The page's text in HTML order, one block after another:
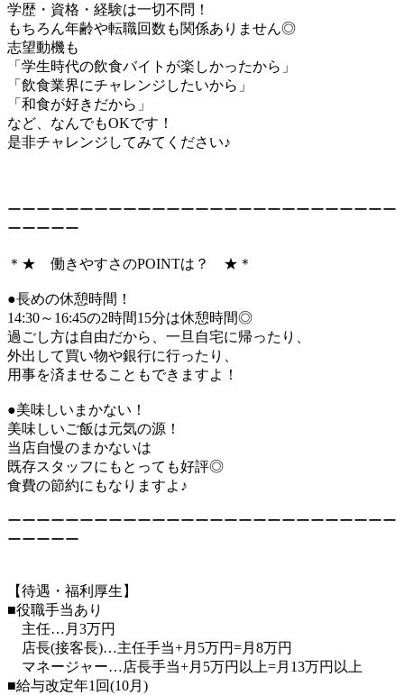
学歴・資格・経験は一切不問！
もちろん年齢や転職回数も関係ありません◎
志望動機も
「学生時代の飲食バイトが楽しかったから」
「飲食業界にチャレンジしたいから」
「和食が好きだから」
など、なんでもOKです！
是非チャレンジしてみてください♪
ーーーーーーーーーーーーーーーーーーーーーーーーーーー
ーーーーー
＊★ 働きやすさのPOINTは？ ★＊
●長めの休憩時間！
14:30～16:45の2時間15分は休憩時間◎
過ごし方は自由だから、一旦自宅に帰ったり、
外出して買い物や銀行に行ったり、
用事を済ませることもできますよ！
●美味しいまかない！
美味しいご飯は元気の源！
当店自慢のまかないは
既存スタッフにもとっても好評◎
食費の節約にもなりますよ♪
ーーーーーーーーーーーーーーーーーーーーーーーーーーー
ーーーーー
【待遇・福利厚生】
■役職手当あり
主任…月3万円
店長(接客長)…主任手当+月5万円=月8万円
マネージャー…店長手当+月5万円以上=月13万円以上
■給与改定年1回(10月)